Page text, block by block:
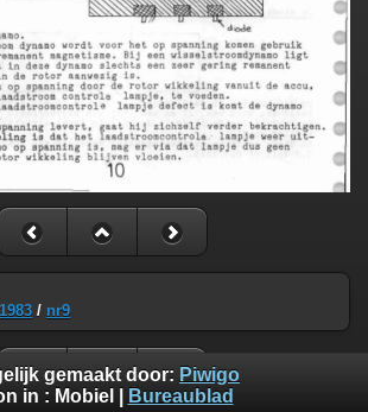
1983 / nr9
gemaakt door: Piwigo
in : Mobiel Bureaublad